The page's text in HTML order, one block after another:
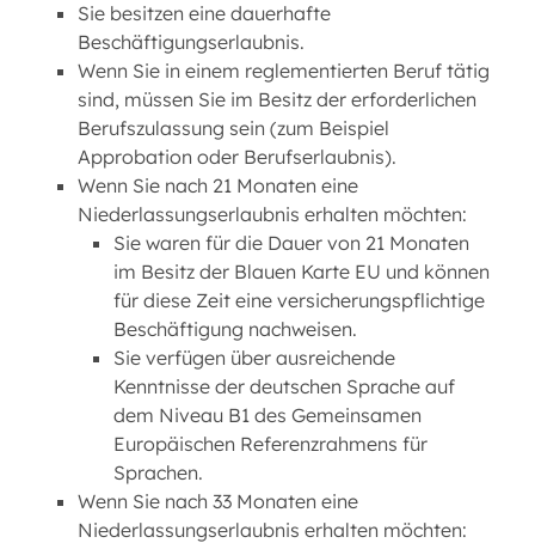
Sie besitzen eine dauerhafte
Beschäftigungserlaubnis.
Wenn Sie in einem reglementierten Beruf tätig
sind, müssen Sie im Besitz der erforderlichen
Berufszulassung sein (zum Beispiel
Approbation oder Berufserlaubnis).
Wenn Sie nach 21 Monaten eine
Niederlassungserlaubnis erhalten möchten:
Sie waren für die Dauer von 21 Monaten
im Besitz der Blauen Karte EU und können
für diese Zeit eine versicherungspflichtige
Beschäftigung nachweisen.
Sie verfügen über ausreichende
Kenntnisse der deutschen Sprache auf
dem Niveau B1 des Gemeinsamen
Europäischen Referenzrahmens für
Sprachen.
Wenn Sie nach 33 Monaten eine
Niederlassungserlaubnis erhalten möchten: